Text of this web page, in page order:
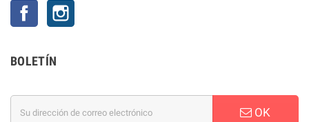
Facebook
BOLETÍN
OK